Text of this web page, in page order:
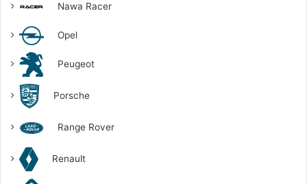
Nawa Racer
Opel
Peugeot
Porsche
Range Rover
Renault